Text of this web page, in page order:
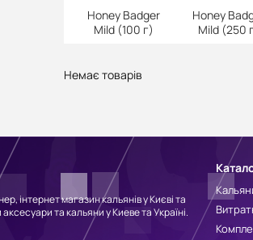
Honey Badger
Mild (100 г)
Honey
Mild (250
Немає товарів
інтернет магазин кальянів у Києві та
аксесуари та кальяни у Киеве та Україні.